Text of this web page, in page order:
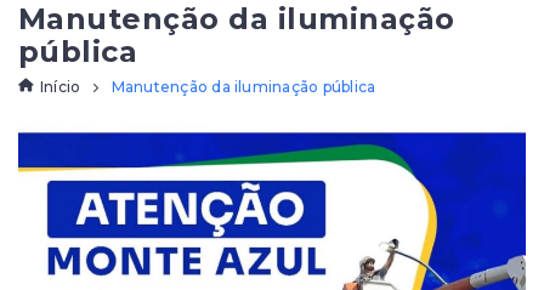
Manutenção da iluminação
pública
Início Manutenção da iluminação pública